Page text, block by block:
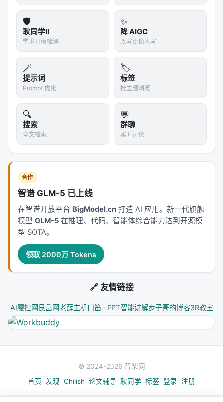
的 Neuralink，也需要手术植入电极。而 Meta 的这条
路，用的是你大脑活动时自然散发的、像无线电波一
样弥漫在头皮外的微弱信号。采集这些信号，用 AI 模
型把它们翻译成文字。
61% 的准确率听起来不算高，但你要理解这个难度：
大脑不是键盘。它没有"按键"，没有明确的信号边界。
每一次思考，都是数千万神经元共同参与的电化学风
暴。要从这场风暴中辨认出"我想喝杯咖啡"这样的完整
句子，本质上是在噪音中寻找秩序——而且是在毫秒
级别的时间尺度上。
已经接近实用边缘。想象一下：瘫痪患者用它"说话"，
普通人用它"默念输入"，创作者用它在灵感闪过时立即
记录。这扇门的缝隙，已经打开了一道光。
---
信号五：速度不是万能的，但"够快"改变一切
最后说一个稍微硬核但影响深远的东西：DSpark。
如果你用过 AI 助手，你一定感受过那种"等回复"的焦
虑。光标在闪烁，进度条在转，你在等待。这种延迟
不是简单的"慢"——它打断了思维流，把连续的心智活
动切成了碎片。
DSpark 是一种推理加速技术，核心思路
生成草稿，一个大模型同步校对它，只把正确的部分
保留下来。就像你写文章时，先让助手快速写出初
🛡️
耿同学II
学术打假检测
✨
降 AIGC
改写更像人写
🪄
提示词
Prompt 优化
🏷️
标签
按主题浏览
🔍
搜索
全文检索
💬
群聊
实时讨论
合作
智谱 GLM-5 已上线
在智谱开放平台 BigModel.cn 打造 AI 应用。新一代旗舰
模型 GLM-5 在推理、代码、智能体综合能力达到开源模
型 SOTA。
领取 2000万 Tokens
🔗 友情链接
AI魔控网 艮岳网老薛主机口笛 · PPT智能讲解步子哥的博客3R教室
© 2024-2026 智柴网
首页
发现 Chilish 论文辅导 耿同学 标签 登录 注册